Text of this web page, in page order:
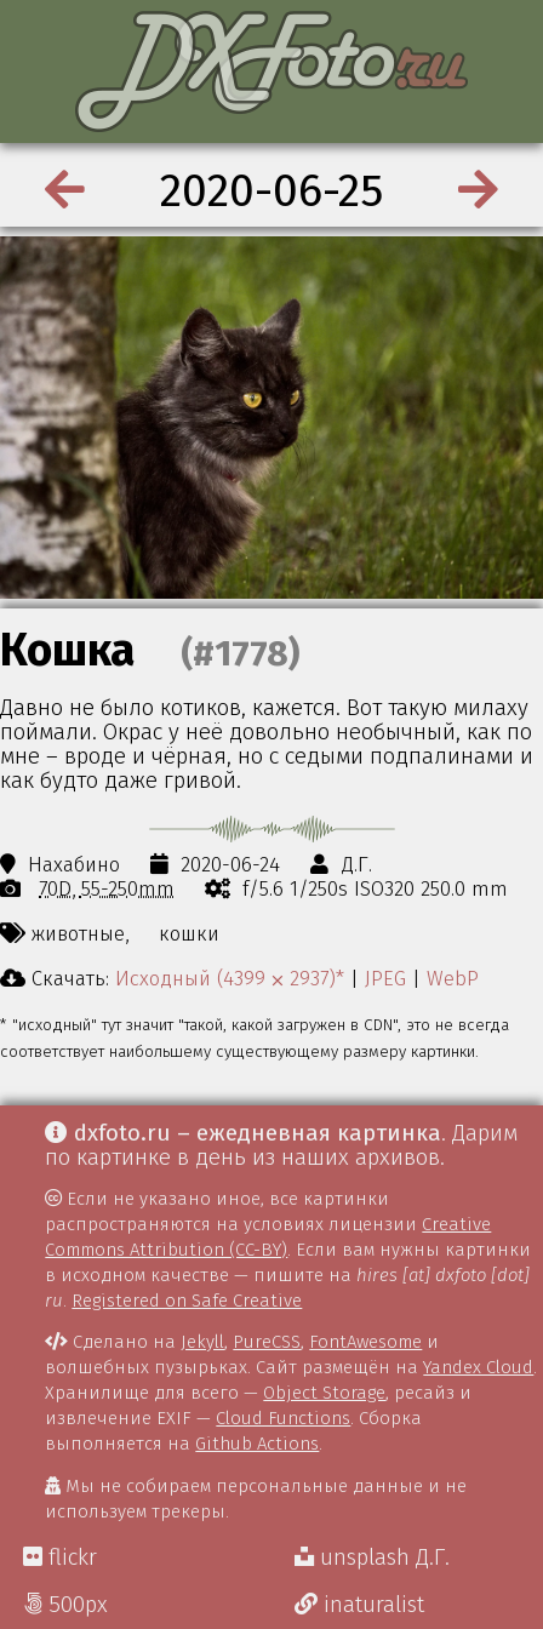
2020-06-25
Кошка (#1778)
Давно не было котиков, кажется. Вот такую милаху
поймали. Окрас у неё довольно необычный, как по
мне – вроде и чёрная, но с седыми подпалинами и
как будто даже гривой.
Нахабино 2020-06-24
Д.Г.
70D 55-250mm
f/5.6 1/250s ISO320 250.0 mm
животные,
кошки
Скачать: Исходный (4399 ⨉ 2937)* | JPEG | WebP
* "исходный" тут значит "такой, какой загружен в CDN", это не всегда
соответствует наибольшему существующему размеру картинки.
dxfoto.ru – ежедневная картинка. Дарим
по картинке в день из наших архивов.
Если не указано иное, все картинки
распространяются на условиях лицензии Creative
Commons Attribution (CC-BY). Если вам нужны картинки
в исходном качестве — пишите на hires [at] dxfoto [dot]
ru. Registered on Safe Creative
Сделано на Jekyll, PureCSS, FontAwesome и
волшебных пузырьках. Сайт размещён наYandex Cloud .
Хранилище для всего — Object Storage, ресайз и
извлечение EXIF — Cloud Functions. Сборка
выполняется на Github Actions.
Мы не собираем персональные данные и не
используем трекеры.
flickr
500px
unsplash Д.Г.
inaturalist